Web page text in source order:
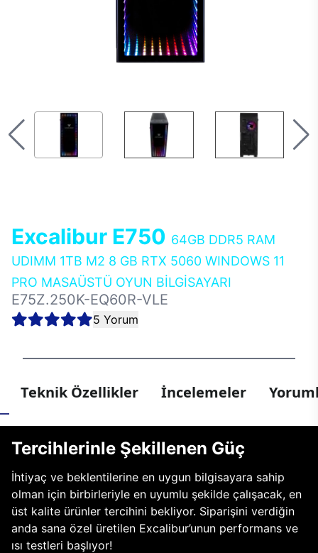
Excalibur E750 64GB DDR5 RAM
UDIMM 1TB M2 8 GB RTX 5060 WINDOWS 11
PRO MASAÜSTÜ OYUN BİLGİSAYARI
E75Z.250K-EQ60R-VLE
5 Yorum
Teknik Özellikler İncelemeler
Tercihlerinle Şekillenen Güç
İhtiyaç ve beklentilerine en uygun bilgisayara sahip
olman için birbirleriyle en uyumlu şekilde çalışacak, en
üst kalite ürünler tercihini bekliyor. Siparişini verdiğin
anda sana özel üretilen Excalibur’unun performans ve
ısı testleri başlıyor!